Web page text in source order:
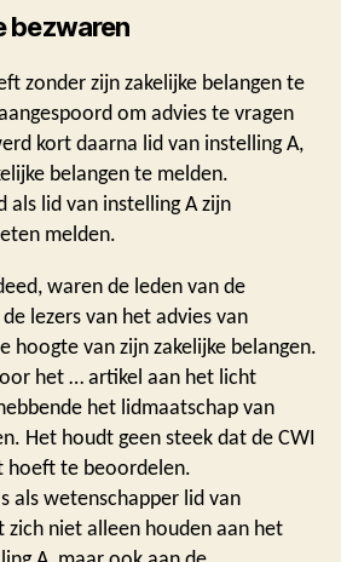
bezwaren
zonder zijn zakelijke belangen te
om advies te vragen
kort daarna lid van instelling A,
belangen te melden.
als lid van instelling A zijn
melden.
waren de leden van de
lezers van het advies van
hoogte van zijn zakelijke belangen.
het … artikel aan het licht
het lidmaatschap van
Het houdt geen steek dat de CWI
hoeft te beoordelen.
als wetenschapper lid van
zich niet alleen houden aan het